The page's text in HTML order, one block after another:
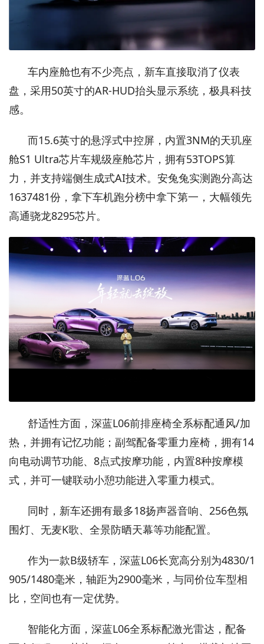
车内座舱也有不少亮点，新车直接取消了仪表
盘，采用50英寸的AR-HUD抬头显示系统，极具科技
感。
而15.6英寸的悬浮式中控屏，内置3NM的天玑座
舱S1 Ultra芯片车规级座舱芯片，拥有53TOPS算
力，并支持端侧生成式AI技术。安兔兔实测跑分高达
1637481份，拿下车机跑分榜中拿下第一，大幅领先
高通骁龙8295芯片。
舒适性方面，深蓝L06前排座椅全系标配通风/加
热，并拥有记忆功能；副驾配备零重力座椅，拥有14
向电动调节功能、8点式按摩功能，内置8种按摩模
式，并可一键联动小憩功能进入零重力模式。
同时，新车还拥有最多18扬声器音响、256色氛
围灯、无麦K歌、全景防晒天幕等功能配置。
作为一款B级轿车，深蓝L06长宽高分别为4830/1
905/1480毫米，轴距为2900毫米，与同价位车型相
比，空间也有一定优势。
智能化方面，深蓝L06全系标配激光雷达，配备